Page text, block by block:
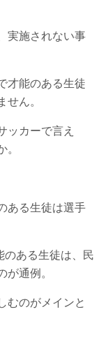
実施されない事
才能のある生徒
せん。
ッカーで言え
。
ある生徒は選手
ある生徒は、民
が通例。
むのがメインと